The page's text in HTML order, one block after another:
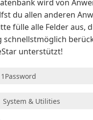
wird von
du allen anderen
fülle alle Felder
unterstützt!